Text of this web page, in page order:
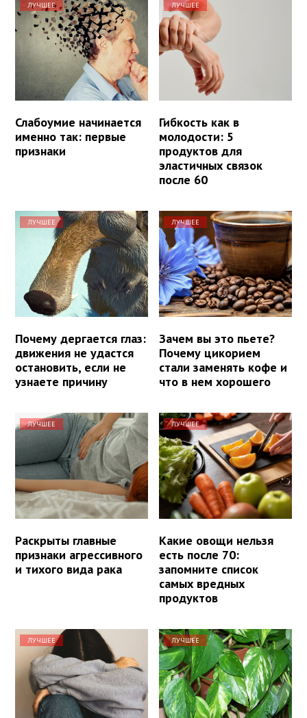
ЛУЧШЕЕ
Слабоумие начинается
именно так: первые
признаки
ЛУЧШЕЕ
Гибкость как в
молодости: 5
продуктов для
эластичных связок
после 60
ЛУЧШЕЕ
Почему дергается глаз:
движения не удастся
остановить, если не
узнаете причину
ЛУЧШЕЕ
Зачем вы это пьете?
Почему цикорием
стали заменять кофе и
что в нем хорошего
ЛУЧШЕЕ
Раскрыты главные
признаки агрессивного
и тихого вида рака
ЛУЧШЕЕ
Какие овощи нельзя
есть после 70:
запомните список
самых вредных
продуктов
ЛУЧШЕЕ ЛУЧШЕЕ